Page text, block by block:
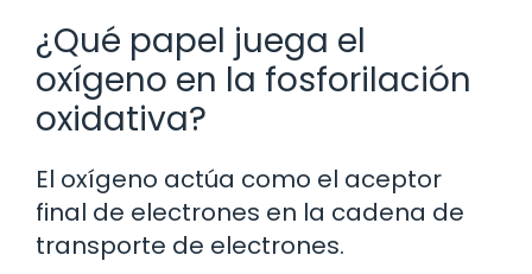
¿Qué papel juega el
oxígeno en la fosforilación
oxidativa?
El oxígeno actúa como el aceptor
final de electrones en la cadena de
transporte de electrones.